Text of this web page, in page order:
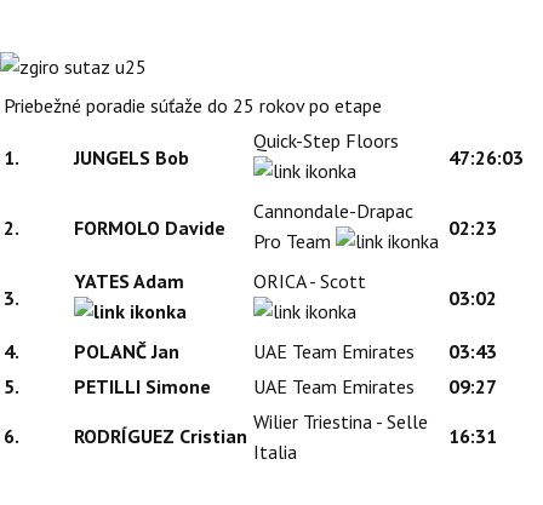
Priebežné poradie súťaže do 25 rokov po etape
1. JUNGELS Bob
Quick-Step Floors
47:26:03
2. FORMOLO Davide
Cannondale-Drapac
Pro Team
02:23
3.
YATES Adam ORICA - Scott
03:02
4. POLANČ Jan UAE Team Emirates
03:43
5.
PETILLI Simone UAE Team Emirates 09:27
6. RODRÍGUEZ Cristian
Wilier Triestina - Selle
Italia
16:31